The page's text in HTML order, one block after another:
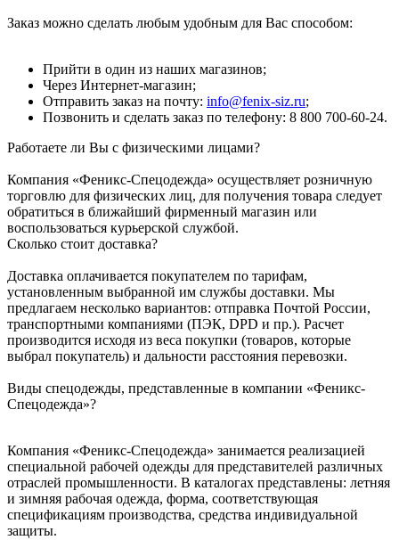
Заказ можно сделать любым удобным для Вас способом:
Прийти в один из наших магазинов;
Через Интернет-магазин;
Отправить заказ на почту: info@fenix-siz.ru;
Позвонить и сделать заказ по телефону: 8 800 700-60-24.
Работаете ли Вы с физическими лицами?
Компания «Феникс-Спецодежда» осуществляет розничную
торговлю для физических лиц, для получения товара следует
обратиться в ближайший фирменный магазин или
воспользоваться курьерской службой.
Сколько стоит доставка?
Доставка оплачивается покупателем по тарифам,
установленным выбранной им службы доставки. Мы
предлагаем несколько вариантов: отправка Почтой России,
транспортными компаниями (ПЭК, DPD и пр.). Расчет
производится исходя из веса покупки (товаров, которые
выбрал покупатель) и дальности расстояния перевозки.
Виды спецодежды, представленные в компании «Феникс-
Спецодежда»?
Компания «Феникс-Спецодежда» занимается реализацией
специальной рабочей одежды для представителей различных
отраслей промышленности. В каталогах представлены: летняя
и зимняя рабочая одежда, форма, соответствующая
спецификациям производства, средства индивидуальной
защиты.